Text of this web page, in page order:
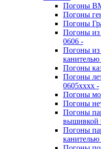
Погоны
Погоны
Погоны
Погоны
0606 -
Погоны из
канителью
Погоны
Погоны
0605хххх -
Погоны
Погоны
Погоны
вышивкой
Погоны